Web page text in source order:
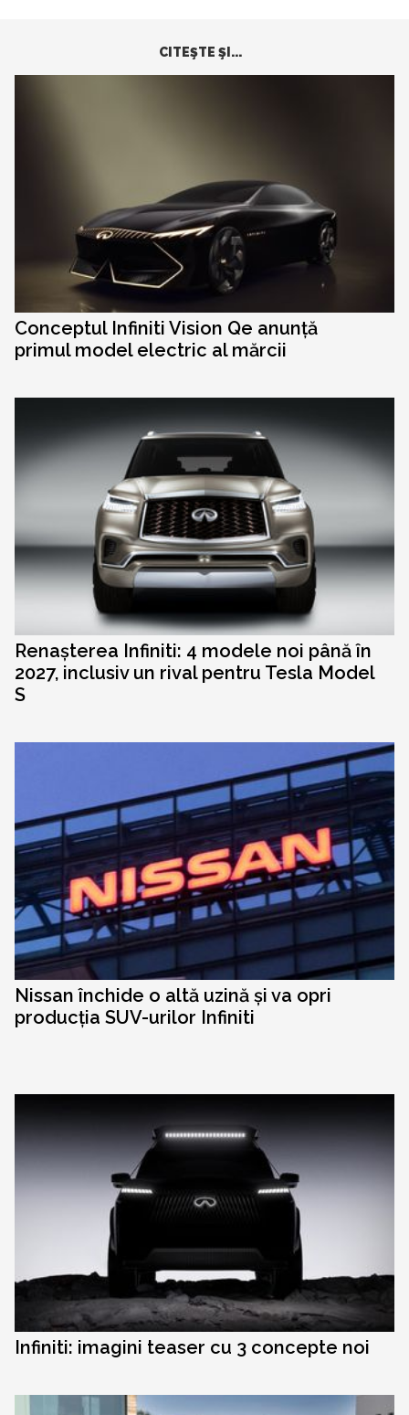
CITEŞTE ŞI...
Conceptul Infiniti Vision Qe anunță
primul model electric al mărcii
Renașterea Infiniti: 4 modele noi până în
2027, inclusiv un rival pentru Tesla Model
S
Nissan închide o altă uzină și va opri
producția SUV-urilor Infiniti
Infiniti: imagini teaser cu 3 concepte noi